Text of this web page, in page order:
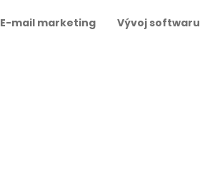
E-mail marketing Vývoj softwaru